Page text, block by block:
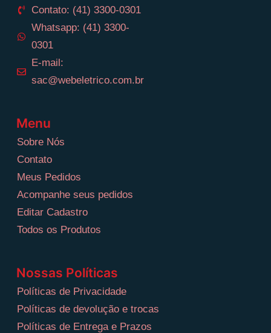
Contato: (41) 3300-0301
Whatsapp: (41) 3300-
0301
E-mail:
sac@webeletrico.com.br
Menu
Sobre Nós
Contato
Meus Pedidos
Acompanhe seus pedidos
Editar Cadastro
Todos os Produtos
Nossas Políticas
Políticas de Privacidade
Políticas de devolução e trocas
Políticas de Entrega e Prazos